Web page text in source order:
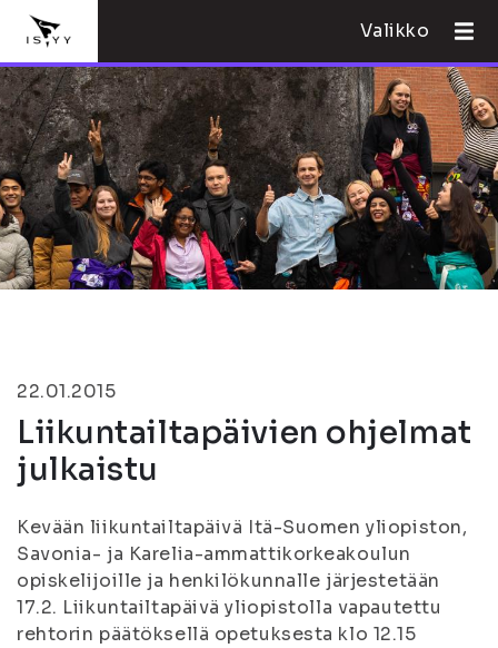
Valikko
22.01.2015
Liikuntailtapäivien ohjelmat
julkaistu
Kevään liikuntailtapäivä Itä-Suomen yliopiston,
Savonia- ja Karelia-ammattikorkeakoulun
opiskelijoille ja henkilökunnalle järjestetään
17.2. Liikuntailtapäivä yliopistolla vapautettu
rehtorin päätöksellä opetuksesta klo 12.15